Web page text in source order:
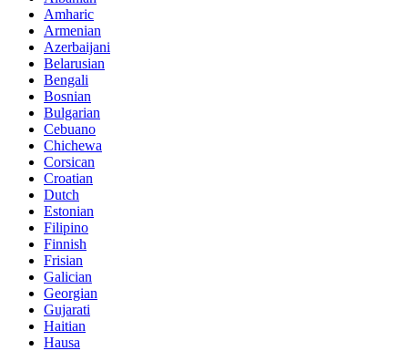
Amharic
Armenian
Azerbaijani
Belarusian
Bengali
Bosnian
Bulgarian
Cebuano
Chichewa
Corsican
Croatian
Dutch
Estonian
Filipino
Finnish
Frisian
Galician
Georgian
Gujarati
Haitian
Hausa